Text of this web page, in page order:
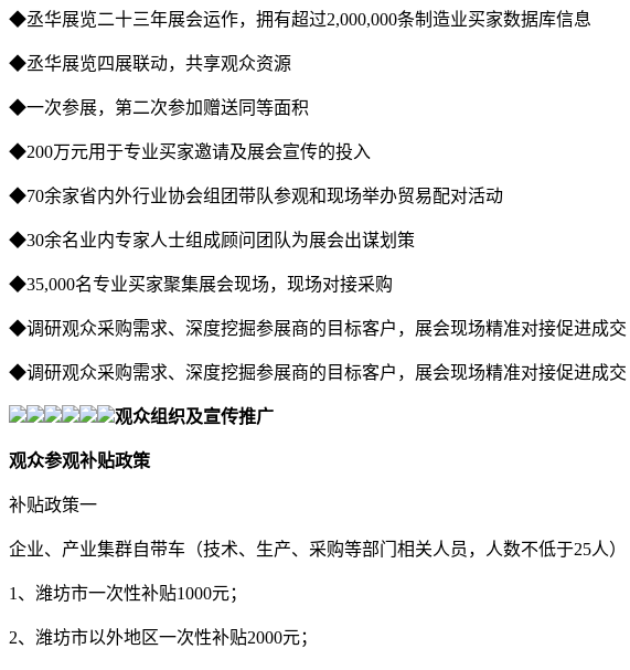
◆丞华展览二十三年展会运作，拥有超过2,000,000条制造业买家数据库信息
◆丞华展览四展联动，共享观众资源
◆一次参展，第二次参加赠送同等面积
◆200万元用于专业买家邀请及展会宣传的投入
◆70余家省内外行业协会组团带队参观和现场举办贸易配对活动
◆30余名业内专家人士组成顾问团队为展会出谋划策
◆35,000名专业买家聚集展会现场，现场对接采购
◆调研观众采购需求、深度挖掘参展商的目标客户，展会现场精准对接促进成交
◆调研观众采购需求、深度挖掘参展商的目标客户，展会现场精准对接促进成交
观众组织及宣传推广
观众参观补贴政策
补贴政策一
企业、产业集群自带车（技术、生产、采购等部门相关人员，人数不低于25人）
1、潍坊市一次性补贴1000元；
2、潍坊市以外地区一次性补贴2000元；